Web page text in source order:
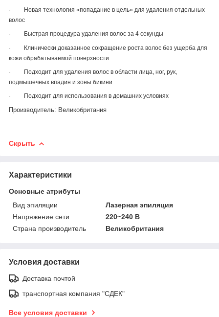
·
Новая технология «попадание в цель» для удаления отдельных
волос
· Быстрая процедура удаления волос за 4 секунды
·
Клинически доказанное сокращение роста волос без ущерба для
кожи обрабатываемой поверхности
·
Подходит для удаления волос в области лица, ног, рук,
подмышечных впадин и зоны бикини
· Подходит для использования в домашних условиях
Производитель: Великобритания
Скрыть
Характеристики
Основные атрибуты
Вид эпиляции
Лазерная эпиляция
Напряжение сети
220~240 В
Страна производитель
Великобритания
Условия доставки
Доставка почтой
транспортная компания "СДЕК"
Все условия доставки